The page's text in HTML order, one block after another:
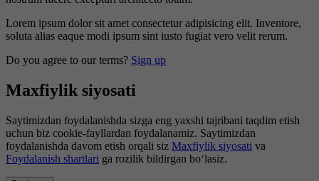
Lorem ipsum dolor sit amet consectetur adipisicing elit. Inventore,
soluta alias eaque modi ipsum sint iusto fugiat vero velit rerum.
Do you agree to our terms? Sign up
Maxfiylik siyosati
Saytimizdan foydalanishda sizga eng yaxshi tajribani taqdim etish
uchun biz cookie-fayllardan foydalanamiz. Saytimizdan
foydalanishda davom etish orqali siz Maxfiylik siyosati va
Foydalanish shartlari ga rozilik bildirgan bo‘lasiz.